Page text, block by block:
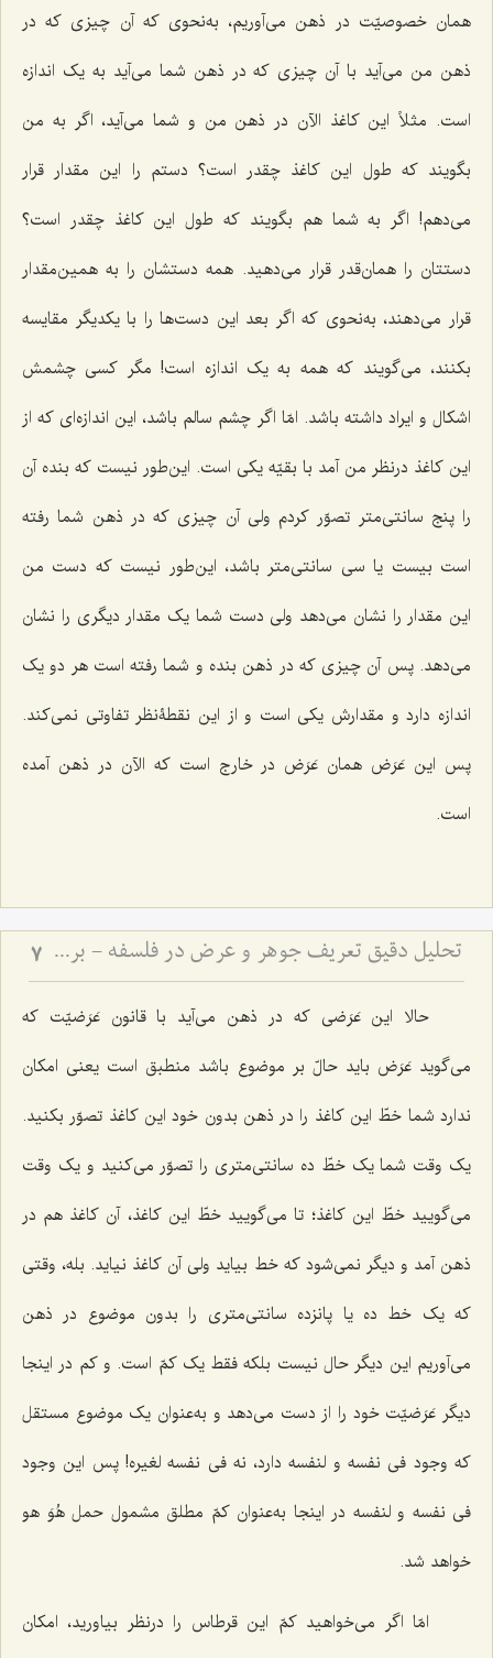
همان خصوصیّت در ذهن مى‌آوریم، به‌نحوى که آن چیزى که در
ذهن من مى‌آید با آن چیزی که در ذهن شما مى‌آید به یک اندازه
است. مثلاً این کاغذ الآن در ذهن من و شما مى‌آید، اگر به من
بگویند که طول این کاغذ چقدر است؟ دستم را این مقدار قرار
مى‌دهم! اگر به شما هم بگویند که طول این کاغذ چقدر است؟
دستتان را همان‌قدر قرار مى‌دهید. همه دستشان را به همین‌مقدار
قرار مى‌دهند، به‌نحوی که اگر بعد این دست‌ها را با یکدیگر مقایسه
بکنند، مى‌گویند که همه به یک اندازه است! مگر کسى چشمش
اشکال و ایراد داشته باشد. امّا اگر چشم سالم باشد، این اندازه‌اى که از
این کاغذ درنظر من آمد با بقیّه یکی است. این‌طور نیست که بنده آن
را پنج سانتی‌متر تصوّر کردم ولى آن چیزی که در ذهن شما رفته
است بیست یا سى سانتی‌متر باشد، این‌طور نیست که دست من
این مقدار را نشان می‌دهد ولی دست شما یک مقدار دیگری را نشان
مى‌دهد. پس آن چیزی که در ذهن بنده و شما رفته است هر دو یک
اندازه دارد و مقدارش یکى است و از این نقطۀنظر تفاوتى نمى‌کند.
پس این عَرَض همان عَرَض در خارج است که الآن در ذهن آمده
است.
تحلیل دقیق تعریف جوهر و عرض در فلسفه - بررسی نسبت وجود ذهنی با ماهیت جوهری و عرضی 7
حالا این عَرَضى که در ذهن مى‌آید با قانون عَرَضیّت که
می‌گوید عَرَض باید حالّ بر موضوع باشد منطبق است یعنی امکان
ندارد شما خطّ این کاغذ را در ذهن بدون خود این کاغذ تصوّر بکنید.
یک وقت شما یک خطّ ده سانتى‌متری را تصوّر مى‌کنید و یک وقت
مى‌گویید خطّ این کاغذ؛ تا مى‌گویید خطّ این کاغذ، آن کاغذ هم در
ذهن آمد و دیگر نمى‌شود که خط بیاید ولی آن کاغذ نیاید. بله، وقتى
که یک خط ده یا پانزده سانتى‌متری را بدون موضوع در ذهن
مى‌آوریم این دیگر حال نیست بلکه فقط یک کمّ است. و کم در اینجا
دیگر عَرَضیّت خود را از دست مى‌دهد و به‌عنوان یک موضوع مستقل
که وجود فى نفسه و لنفسه دارد، نه فى نفسه لغیره! پس این وجود
فى نفسه و لنفسه در اینجا به‌عنوان کمّ مطلق مشمول حمل هُوَ هو
خواهد شد.
امّا اگر مى‌خواهید کمّ این قرطاس را درنظر بیاورید، امکان